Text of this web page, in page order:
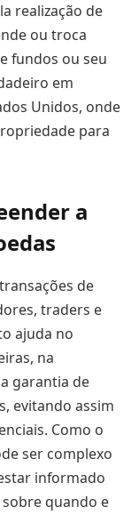
realização de
ou troca
fundos ou seu
em
Unidos, onde
para
a
de
traders e
ajuda no
na
garantia de
evitando assim
Como o
ser complexo
informado
quando e